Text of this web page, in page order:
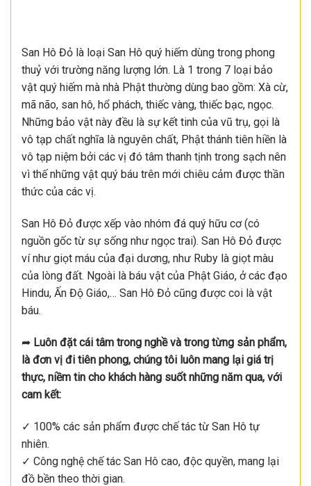
San Hô Đỏ là loại San Hô quý hiếm dùng trong phong
thuỷ với trường năng lượng lớn. Là 1 trong 7 loại bảo
vật quý hiếm mà nhà Phật thường dùng bao gồm: Xà cừ,
mã não, san hô, hổ phách, thiếc vàng, thiếc bạc, ngọc.
Những bảo vật này đều là sự kết tinh của vũ trụ, gọi là
vô tạp chất nghĩa là nguyên chất, Phật thánh tiên hiền là
vô tạp niệm bởi các vị đó tâm thanh tịnh trong sạch nên
vì thế những vật quý báu trên mới chiêu cảm được thần
thức của các vị.
San Hô Đỏ được xếp vào nhóm đá quý hữu cơ (có
nguồn gốc từ sự sống như ngọc trai). San Hô Đỏ được
ví như giọt máu của đại dương, như Ruby là giọt màu
của lòng đất. Ngoài là báu vật của Phật Giáo, ở các đạo
Hindu, Ấn Độ Giáo,… San Hô Đỏ cũng được coi là vật
báu.
➦ Luôn đặt cái tâm trong nghề và trong từng sản phẩm,
là đơn vị đi tiên phong, chúng tôi luôn mang lại giá trị
thực, niềm tin cho khách hàng suốt những năm qua, với
cam kết:
✓ 100% các sản phẩm được chế tác từ San Hô tự
nhiên.
✓ Công nghệ chế tác San Hô cao, độc quyền, mang lại
đồ bền theo thời gian.